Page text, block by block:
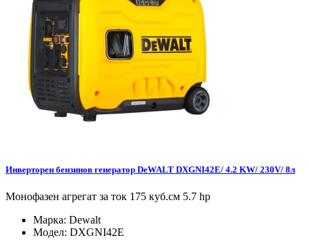
Инверторен бензинов генератор DeWALT DXGNI42E/ 4.2 KW/ 230V/ 8л
Монофазен агрегат за ток 175 куб.см 5.7 hp
Марка: Dewalt
Модел: DXGNI42E